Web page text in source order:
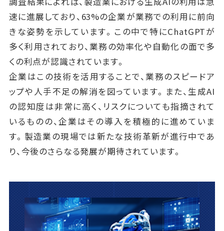
速に進展しており、63%の企業が業務での利用に前向
きな姿勢を示しています。この中で特にChatGPTが
多く利用されており、業務の効率化や自動化の面で多
くの利点が認識されています。
企業はこの技術を活用することで、業務のスピードア
ップや人手不足の解消を図っています。また、生成AI
の認知度は非常に高く、リスクについても指摘されて
いるものの、企業はその導入を積極的に進めていま
す。製造業の現場では新たな技術革新が進行中であ
り、今後のさらなる発展が期待されています。